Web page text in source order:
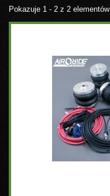
Pokazuje 1 - 2 z 2 elementów